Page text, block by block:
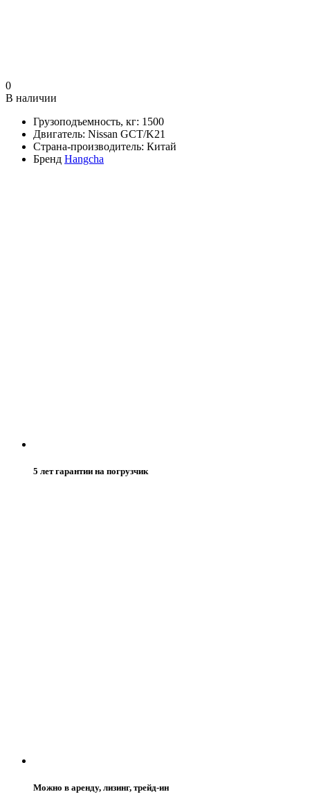
0
В наличии
Грузоподъемность, кг: 1500
Двигатель: Nissan GCT/K21
Страна-производитель: Китай
Бренд Hangcha
5 лет гарантии на погрузчик
Можно в аренду, лизинг, трейд-ин